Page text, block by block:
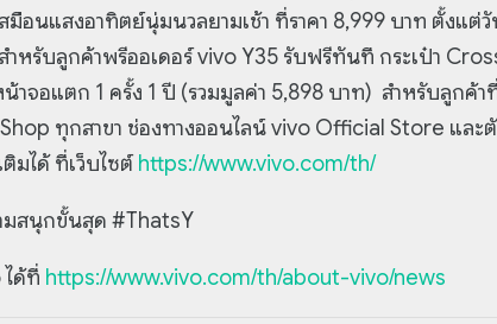
อนแสงอาทิตย์นุ่มนวลยามเช้า ที่ราคา 8,999 บาท ตั้งแต่
หรับลูกค้าพรีออเดอร์ vivo Y35 รับฟรีทันที กระเป๋า
าจอแตก 1 ครั้ง 1 ปี (รวมมูลค่า 5,898 บาท) สำหรับลูกค้า
ทุกสาขา ช่องทางออนไลน์ vivo Official Store และ
มได้ ที่เว็บไซต์https://www.vivo.com/th/
สนุกขั้นสุด #ThatsY
ได้ที่ https://www.vivo.com/th/about-vivo/news